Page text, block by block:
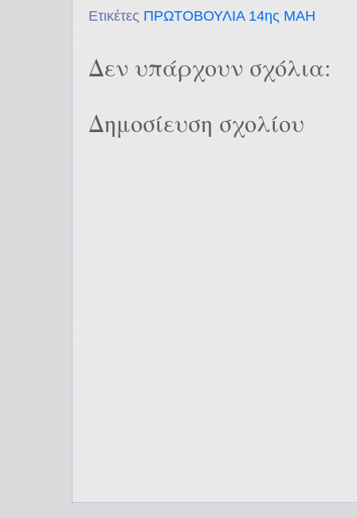
Ετικέτες ΠΡΩΤΟΒΟΥΛΙΑ 14ης ΜΑΗ
Δεν υπάρχουν σχόλια:
Δημοσίευση σχολίου